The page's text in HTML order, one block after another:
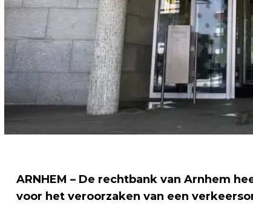
ARNHEM – De rechtbank van Arnhem
voor het veroorzaken van een